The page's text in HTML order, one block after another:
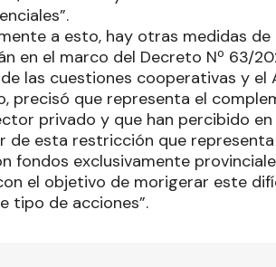
a esto, hay otras medidas
en el marco del Decreto Nº 63/
las cuestiones cooperativas y el
precisó que representa el
privado y que han percibido
de esta restricción que
fondos exclusivamente
el objetivo de morigerar este
tipo de acciones”.